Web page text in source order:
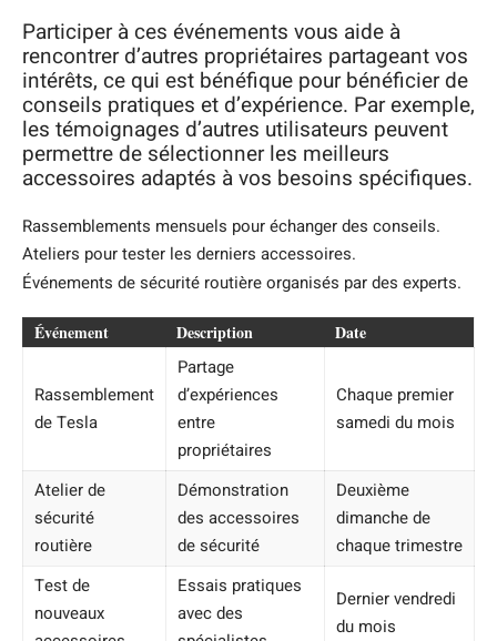
Participer à ces événements vous aide à
rencontrer d’autres propriétaires partageant vos
intérêts, ce qui est bénéfique pour bénéficier de
conseils pratiques et d’expérience. Par exemple,
les témoignages d’autres utilisateurs peuvent
permettre de sélectionner les meilleurs
accessoires adaptés à vos besoins spécifiques.
Rassemblements mensuels pour échanger des conseils.
Ateliers pour tester les derniers accessoires.
Événements de sécurité routière organisés par des experts.
Événement Description Date
Rassemblement
de Tesla
Partage
d’expériences
entre
propriétaires
Chaque premier
samedi du mois
Atelier de
sécurité
routière
Démonstration
des accessoires
de sécurité
Deuxième
dimanche de
chaque trimestre
Test de
nouveaux
Essais pratiques
avec des
Dernier vendredi
du mois